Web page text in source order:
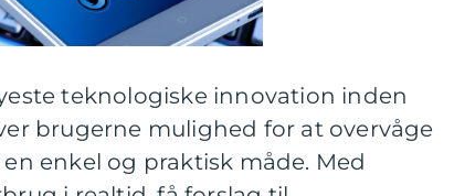
teknologiske innovation inden
brugerne mulighed for at overvåge
enkel og praktisk måde. Med